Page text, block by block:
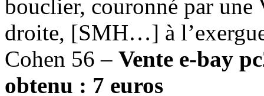
bouclier, couronné par
droite, [SMH…] à
Cohen 56 – Vente e-bay
obtenu : 7 euros